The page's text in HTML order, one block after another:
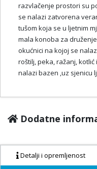
razvlačenje prostori su
se nalazi zatvorena
tušom koja se u ljetnim
mala konoba za
okućnici na kojoj se
roštilj, peka, ražanj,
nalazi bazen ,uz sjenicu
Dodatne
Detalji i opremljenost